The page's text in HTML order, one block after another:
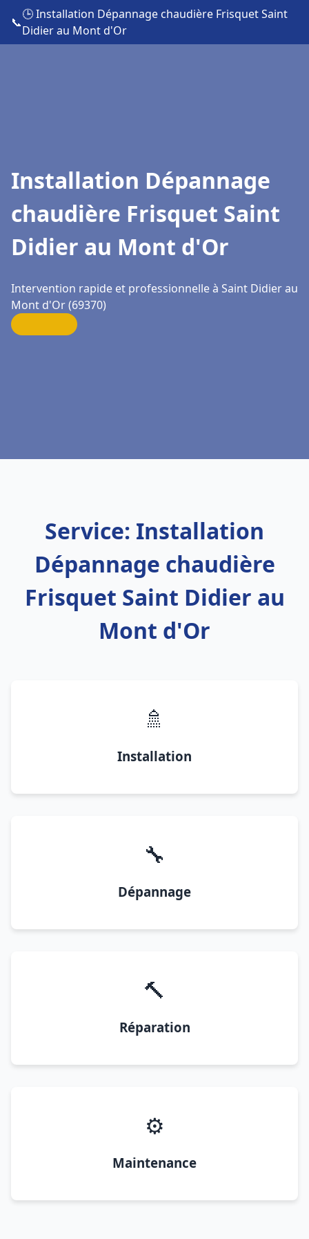
📞
🕒 Installation Dépannage chaudière Frisquet Saint
Didier au Mont d'Or
Installation Dépannage
chaudière Frisquet Saint
Didier au Mont d'Or
Intervention rapide et professionnelle à Saint Didier au
Mont d'Or (69370)
Service: Installation
Dépannage chaudière
Frisquet Saint Didier au
Mont d'Or
🚿
Installation
🔧
Dépannage
🔨
Réparation
⚙️
Maintenance